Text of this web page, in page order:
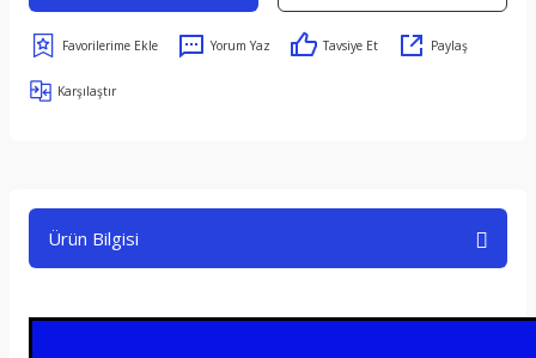
Yorum Yaz Tavsiye Et Paylaş
Karşılaştır
Ürün Bilgisi